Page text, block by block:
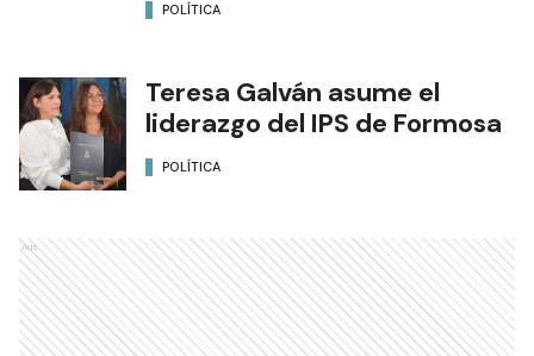
POLÍTICA
Teresa Galván asume el
liderazgo del IPS de Formosa
POLÍTICA
Ads